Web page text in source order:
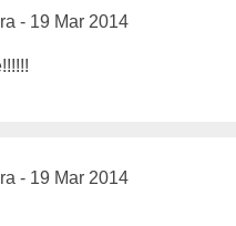
- 19 Mar 2014
- 19 Mar 2014